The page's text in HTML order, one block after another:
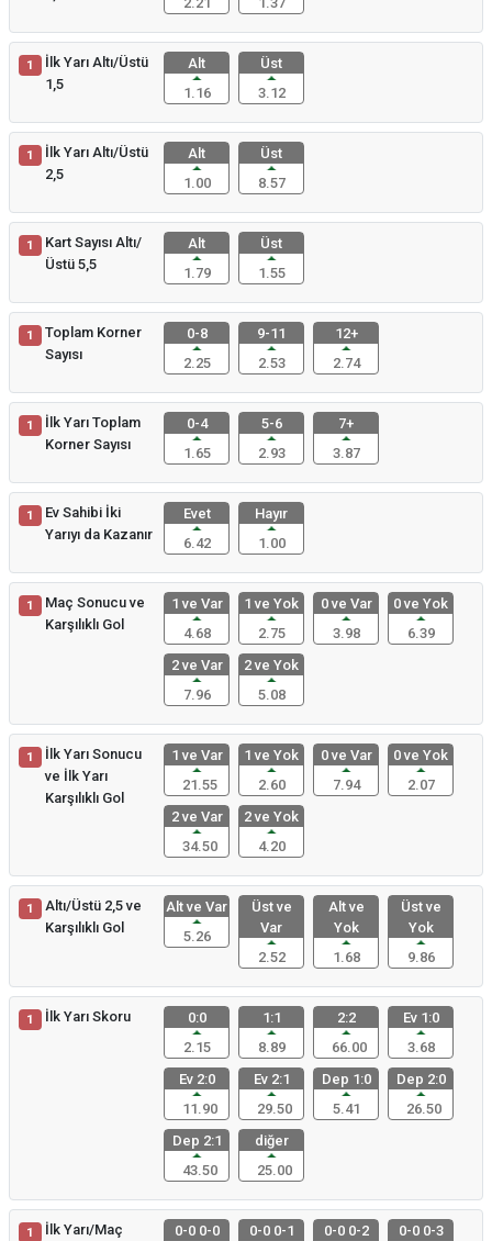
1
İlk Yarı Altı/Üstü
1,5
Alt
1.16
Üst
3.12
1
İlk Yarı Altı/Üstü
2,5
Alt
1.00
Üst
8.57
1
Kart Sayısı Altı/
Üstü 5,5
Alt
1.79
Üst
1.55
1
Toplam Korner
Sayısı
0-8
2.25
9-11
2.53
12+
2.74
1
İlk Yarı Toplam
Korner Sayısı
0-4
1.65
5-6
2.93
7+
3.87
1
Ev Sahibi İki
Yarıyı da Kazanır
Evet
6.42
Hayır
1.00
1
Maç Sonucu ve
Karşılıklı Gol
1 ve Var
4.68
1 ve Yok
2.75
0 ve Var
3.98
0 ve Yok
6.39
2 ve Var
7.96
2 ve Yok
5.08
1
İlk Yarı Sonucu
ve İlk Yarı
Karşılıklı Gol
1 ve Var
21.55
1 ve Yok
2.60
0 ve Var
7.94
0 ve Yok
2.07
2 ve Var
34.50
2 ve Yok
4.20
1
Altı/Üstü 2,5 ve
Karşılıklı Gol
Alt ve Var
5.26
Üst ve
Var
2.52
Alt ve
Yok
1.68
Üst ve
Yok
9.86
1 İlk Yarı Skoru
0:0
2.15
1:1
8.89
2:2
66.00
Ev 1:0
3.68
Ev 2:0
11.90
Ev 2:1
29.50
Dep 1:0
5.41
Dep 2:0
26.50
Dep 2:1
43.50
diğer
25.00
1
İlk Yarı/Maç
0-0 0-0
0-0 0-1
0-0 0-2
0-0 0-3